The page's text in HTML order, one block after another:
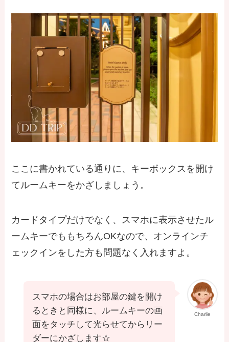
ここに書かれている通りに、キーボックスを開け
てルームキーをかざしましょう。
カードタイプだけでなく、スマホに表示させたル
ームキーでももちろんOKなので、オンラインチ
ェックインをした方も問題なく入れますよ。
Charlie
スマホの場合はお部屋の鍵を開け
るときと同様に、ルームキーの画
面をタッチして光らせてからリー
ダーにかざします☆